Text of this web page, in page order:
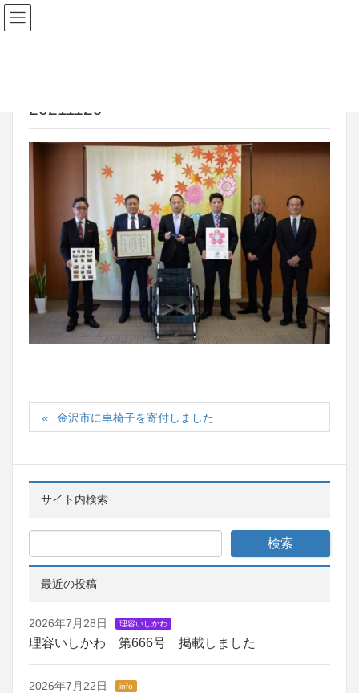
20211129
金沢市に車椅子を寄付しました
サイト内検索
最近の投稿
2026年7月28日 理容いしかわ
理容いしかわ 第666号 掲載しました
2026年7月22日 info